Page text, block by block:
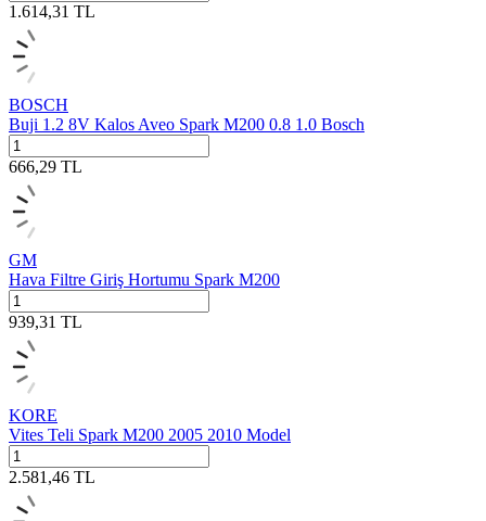
1.614,31 TL
BOSCH
Buji 1.2 8V Kalos Aveo Spark M200 0.8 1.0 Bosch
666,29 TL
GM
Hava Filtre Giriş Hortumu Spark M200
939,31 TL
KORE
Vites Teli Spark M200 2005 2010 Model
2.581,46 TL